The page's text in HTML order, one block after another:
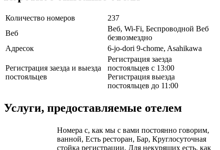
Количество номеров
237
Веб
Веб, Wi-Fi, Беспроводной Веб
безвозмездно
Адресок
6-jo-dori 9-chome, Asahikawa
Регистрация заезда и выезда
постояльцев
Регистрация заезда
постояльцев с 13:00
Регистрация выезда
постояльцев до 11:00
Услуги, предоставляемые отелем
Номера с, как мы с вами постоянно говорим,
ванной, Есть ресторан, Бар, Круглосуточная
стойка регистрации, Для некурящих есть, как